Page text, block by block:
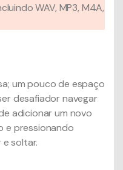
WAV, MP3, M4A,
um pouco de espaço
desafiador navegar
adicionar um novo
e pressionando
e soltar.